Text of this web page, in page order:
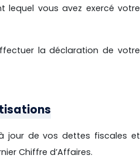
lequel vous avez exercé votre
la déclaration de votre
jour de vos dettes fiscales et
Chiffre d’Affaires.